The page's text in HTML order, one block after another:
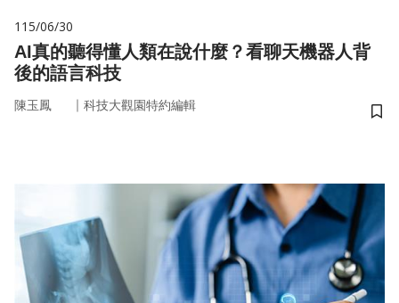
115/06/30
AI真的聽得懂人類在說什麼？看聊天機器人背
後的語言科技
陳玉鳳 ｜ 科技大觀園特約編輯
儲